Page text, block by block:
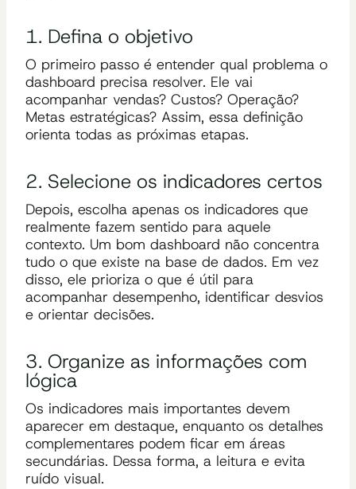
1. Defina o objetivo
O primeiro passo é entender qual problema o
dashboard precisa resolver. Ele vai
acompanhar vendas? Custos? Operação?
Metas estratégicas? Assim, essa definição
orienta todas as próximas etapas.
2. Selecione os indicadores certos
Depois, escolha apenas os indicadores que
realmente fazem sentido para aquele
contexto. Um bom dashboard não concentra
tudo o que existe na base de dados. Em vez
disso, ele prioriza o que é útil para
acompanhar desempenho, identificar desvios
e orientar decisões.
3. Organize as informações com
lógica
Os indicadores mais importantes devem
aparecer em destaque, enquanto os detalhes
complementares podem ficar em áreas
secundárias. Dessa forma, a leitura e evita
ruído visual.